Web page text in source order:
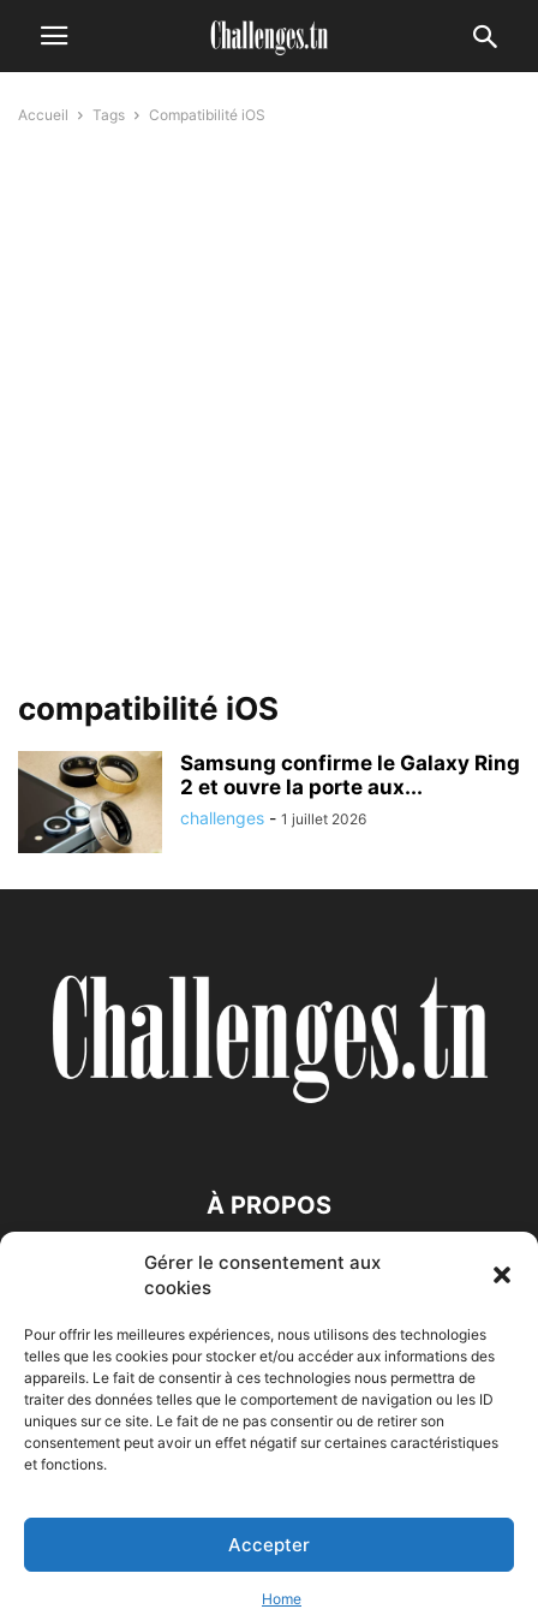
Gérer le consentement aux
cookies
Pour offrir les meilleures expériences, nous utilisons des technologies
telles que les cookies pour stocker et/ou accéder aux informations des
appareils. Le fait de consentir à ces technologies nous permettra de
traiter des données telles que le comportement de navigation ou les ID
uniques sur ce site. Le fait de ne pas consentir ou de retirer son
consentement peut avoir un effet négatif sur certaines caractéristiques
et fonctions.
Accepter
Home
Accueil Tags Compatibilité iOS
compatibilité iOS
Samsung confirme le Galaxy Ring
2 et ouvre la porte aux...
challenges - 1 juillet 2026
À PROPOS
SUIVEZ NOUS
Accueil Economie Entreprises Entrepreneur Afrique
HIGH-TECH Auto-Moto
© Challenges.tn By AAKOM.DIGITAL